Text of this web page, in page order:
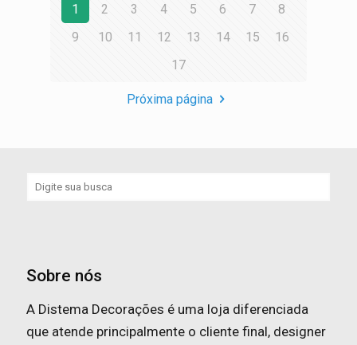
1 2 3 4 5 6 7
8
9
10 11 12 13 14 15
16
17
Próxima página
Sobre nós
A Distema Decorações é uma loja diferenciada
que atende principalmente o cliente final, designer